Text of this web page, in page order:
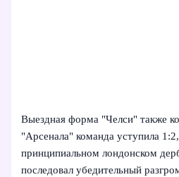
Выездная форма "Челси" также
"Арсенала" команда уступила
принципиальном лондонском
последовал убедительный